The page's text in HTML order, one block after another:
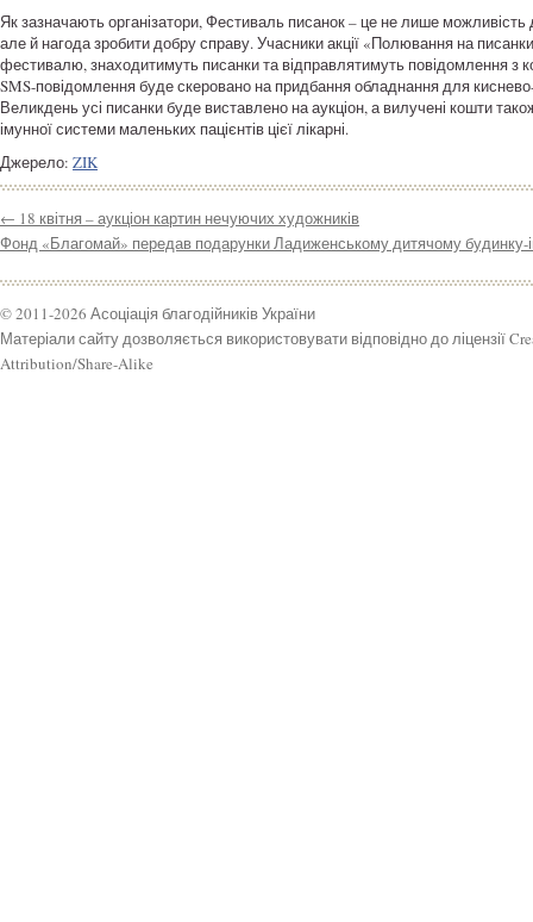
Як зазначають організатори, Фестиваль писанок – це не лише
але й нагода зробити добру справу. Учасники акції «Полювання на
фестивалю, знаходитимуть писанки та відправлятимуть повідомлення з
SMS-повідомлення буде скеровано на придбання обладнання для киснево-
Великдень усі писанки буде виставлено на аукціон, а вилучені кошти
імунної системи маленьких пацієнтів цієї лікарні.
Джерело: ZIK
← 18 квітня – аукціон картин нечуючих художників
Фонд «Благомай» передав подарунки Ладиженському дитячому будинку-
© 2011-2026 Асоціація благодійників України
Матеріали сайту дозволяється використовувати відповідно до ліцензії
Attribution/Share-Alike